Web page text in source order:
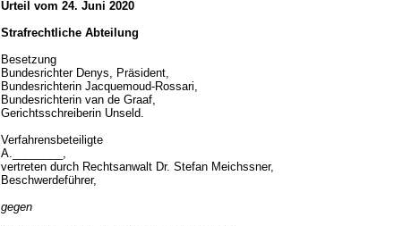
Urteil vom 24. Juni 2020
Strafrechtliche Abteilung
Besetzung
Bundesrichter Denys, Präsident,
Bundesrichterin Jacquemoud-Rossari,
Bundesrichterin van de Graaf,
Gerichtsschreiberin Unseld.
Verfahrensbeteiligte
A.________,
vertreten durch Rechtsanwalt Dr. Stefan Meichssner,
Beschwerdeführer,
gegen